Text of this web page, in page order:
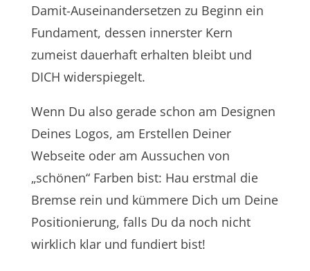
Damit-Auseinandersetzen zu Beginn ein
Fundament, dessen innerster Kern
zumeist dauerhaft erhalten bleibt und
DICH widerspiegelt.
Wenn Du also gerade schon am Designen
Deines Logos, am Erstellen Deiner
Webseite oder am Aussuchen von
„schönen“ Farben bist: Hau erstmal die
Bremse rein und kümmere Dich um Deine
Positionierung, falls Du da noch nicht
wirklich klar und fundiert bist!